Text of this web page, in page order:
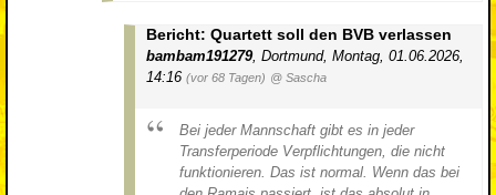
Bericht: Quartett soll den BVB verlassen
bambam191279, Dortmund, Montag, 01.06.2026,
14:16 (vor 68 Tagen) @ Sascha
Bei jeder Mannschaft gibt es in jeder
Transferperiode Verpflichtungen, die nicht
funktionieren. Das ist normal. Wenn das bei